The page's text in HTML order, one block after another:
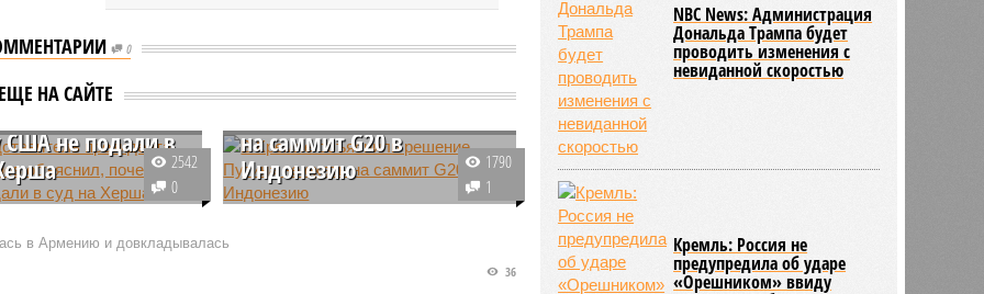
0
ЕЩЕ НА САЙТЕ
Сергей
объяснил,
США не подали в
бы подали в суд на
расследование о
2542
0
В Кремле объяснили
на саммит G20 в
Индонезию
По словам пресс-секретаря
1790
1
в Армению и довкладывалась
36
NBC News: Администрация
Дональда Трампа будет
проводить изменения с
невиданной скоростью
Кремль: Россия не
предупредила об ударе
«Орешником» ввиду